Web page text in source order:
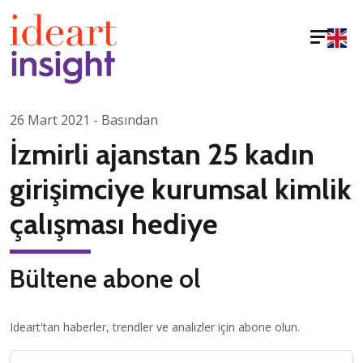
26 Mart 2021 - Basından
İzmirli ajanstan 25 kadın
girişimciye kurumsal kimlik
çalışması hediye
Bültene abone ol
Ideart'tan haberler, trendler ve analizler için abone olun.